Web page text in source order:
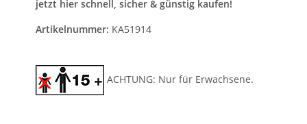
jetzt hier schnell, sicher & günstig kaufen!
Artikelnummer: KA51914
ACHTUNG: Nur für Erwachsene.